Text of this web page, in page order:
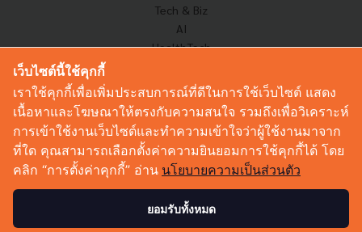
Tech & Biz
AI
HealthTech
Corp Innov
Saucy Thoughts
Sustainable
Videos
Podcast
เว็บไซต์นี้ใช้คุกกี้
เราใช้คุกกี้เพื่อเพิ่มประสบการณ์ที่ดีในการใช้เว็บไซต์ แสดง
เนื้อหาและโฆษณาให้ตรงกับความสนใจ รวมถึงเพื่อวิเคราะห์
การเข้าใช้งานเว็บไซต์และทำความเข้าใจว่าผู้ใช้งานมาจาก
ที่ใด คุณสามารถเลือกตั้งค่าความยินยอมการใช้คุกกี้ได้ โดย
คลิก “การตั้งค่าคุกกี้” อ่าน นโยบายความเป็นส่วนตัว
ยอมรับทั้งหมด